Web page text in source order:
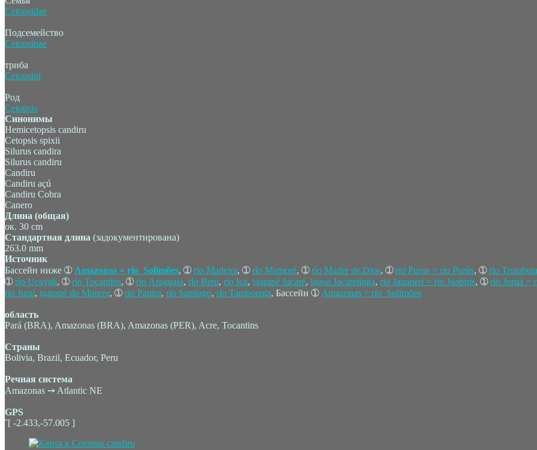
Cetopsidae
Подсемейство
Cetopsinae
триба
Cetopsini
Род
Cetopsis
Синонимы
Hemicetopsis candiru
Cetopsis spixii
Silurus candira
Silurus candiru
Candiru
Candiru açú
Candiru Cobra
Canero
Длина (общая)
ок. 30 cm
Стандартная длина (задокументирована)
263.0 mm
Источник
Бассейн ниже ➀Amazonas = rio Solimões, ➀rio Madeira, ➀río Mamoré, ➀río Madre de Dios, ➀rio Purus = río Purús, ➀rio
➀río Ucayali, ➀rio Tocantins, ➀rio Araguaia, río Beni, rio Iça, igarapé Jacaré, lagoa Jacaretinga, rio Jauaperi = rio Juapiris, ➀rio Juruá =
rio Jutaí, igarapé do Moreru, ➀rio Pauini, río Santiago, río Tambopata, Бассейн ➀Amazonas = rio Solimões
область
Pará (BRA), Amazonas (BRA), Amazonas (PER), Acre, Tocantins
Страны
Bolivia, Brazil, Ecuador, Peru
Речная система
Amazonas ➙ Atlantic NE
GPS
˜[ -2.433,-57.005 ]